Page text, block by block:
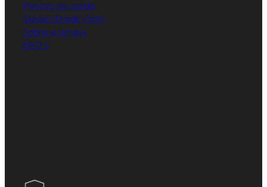
Pontos de venda
Gulden Draak Party
Sobre a cerveja
FAQ's